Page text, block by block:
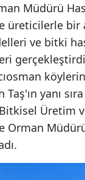
Müdürü
üreticilerle
ve bitki
yanı
Üretim
Orman